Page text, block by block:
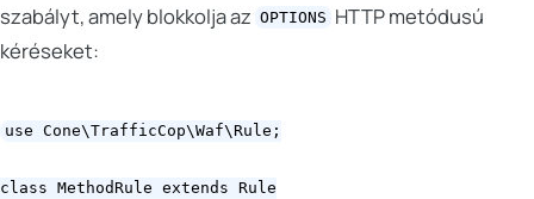
szabályt, amely blokkolja az OPTIONS HTTP metódusú
kéréseket:
use Cone\TrafficCop\Waf\Rule;
class MethodRule extends Rule